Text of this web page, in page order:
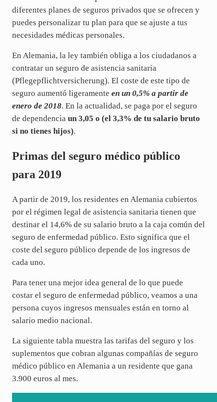
diferentes planes de seguros privados que se ofrecen y
puedes personalizar tu plan para que se ajuste a tus
necesidades médicas personales.
En Alemania, la ley también obliga a los ciudadanos a
contratar un seguro de asistencia sanitaria
(Pflegepflichtversicherung). El coste de este tipo de
seguro aumentó ligeramente en un 0,5% a partir de
enero de 2018. En la actualidad, se paga por el seguro
de dependencia un 3,05 o (el 3,3% de tu salario bruto
si no tienes hijos).
Primas del seguro médico público
para 2019
A partir de 2019, los residentes en Alemania cubiertos
por el régimen legal de asistencia sanitaria tienen que
destinar el 14,6% de su salario bruto a la caja común del
seguro de enfermedad público. Esto significa que el
coste del seguro público depende de los ingresos de
cada uno.
Para tener una mejor idea general de lo que puede
costar el seguro de enfermedad público, veamos a una
persona cuyos ingresos mensuales están en torno al
salario medio nacional.
La siguiente tabla muestra las tarifas del seguro y los
suplementos que cobran algunas compañías de seguro
médico público en Alemania a un residente que gana
3.900 euros al mes.